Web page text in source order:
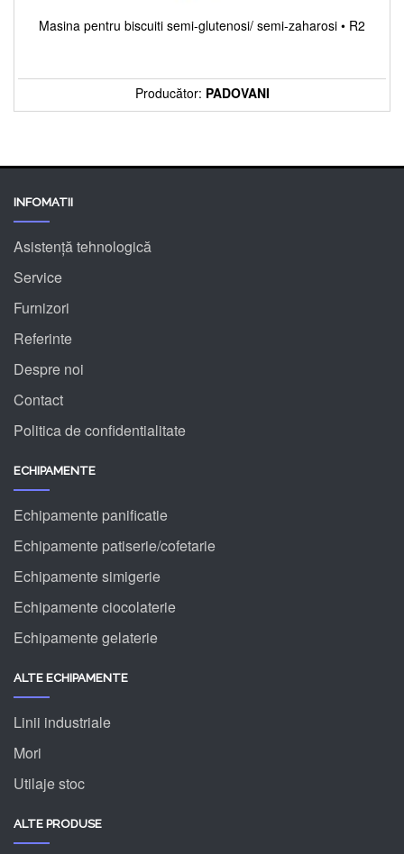
Masina pentru biscuiti semi-glutenosi/ semi-zaharosi • R2
Producător: PADOVANI
INFOMATII
Asistență tehnologică
Service
Furnizori
Referinte
Despre noi
Contact
Politica de confidentialitate
ECHIPAMENTE
Echipamente panificatie
Echipamente patiserie/cofetarie
Echipamente simigerie
Echipamente ciocolaterie
Echipamente gelaterie
ALTE ECHIPAMENTE
Linii industriale
Mori
Utilaje stoc
ALTE PRODUSE